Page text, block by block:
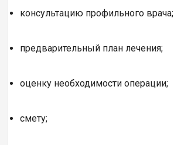
консультацию профильного врача;
предварительный план лечения;
оценку необходимости операции;
смету;